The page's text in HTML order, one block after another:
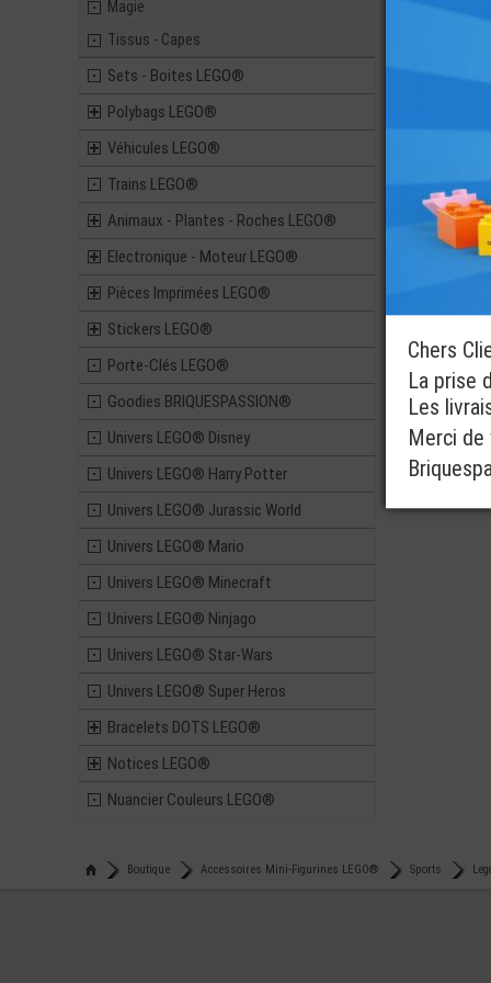
Magie
Tissus - Capes
Sets - Boites LEGO®
Polybags LEGO®
Véhicules LEGO®
Trains LEGO®
Animaux - Plantes - Roches LEGO®
Electronique - Moteur LEGO®
Pièces Imprimées LEGO®
Stickers LEGO®
Porte-Clés LEGO®
Goodies BRIQUESPASSION®
Univers LEGO® Disney
Univers LEGO® Harry Potter
Univers LEGO® Jurassic World
Univers LEGO® Mario
Univers LEGO® Minecraft
Univers LEGO® Ninjago
Univers LEGO® Star-Wars
Univers LEGO® Super Heros
Bracelets DOTS LEGO®
Notices LEGO®
Nuancier Couleurs LEGO®
LEGO®
LEGO®
MINI-
PLANCHE
Boutique Accessoires Mini-Figurines LEGO® Sports
Chers
La prise
Les
Merci